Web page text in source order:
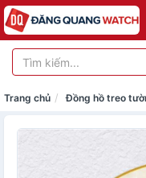
Trang chủ Đồng hồ treo